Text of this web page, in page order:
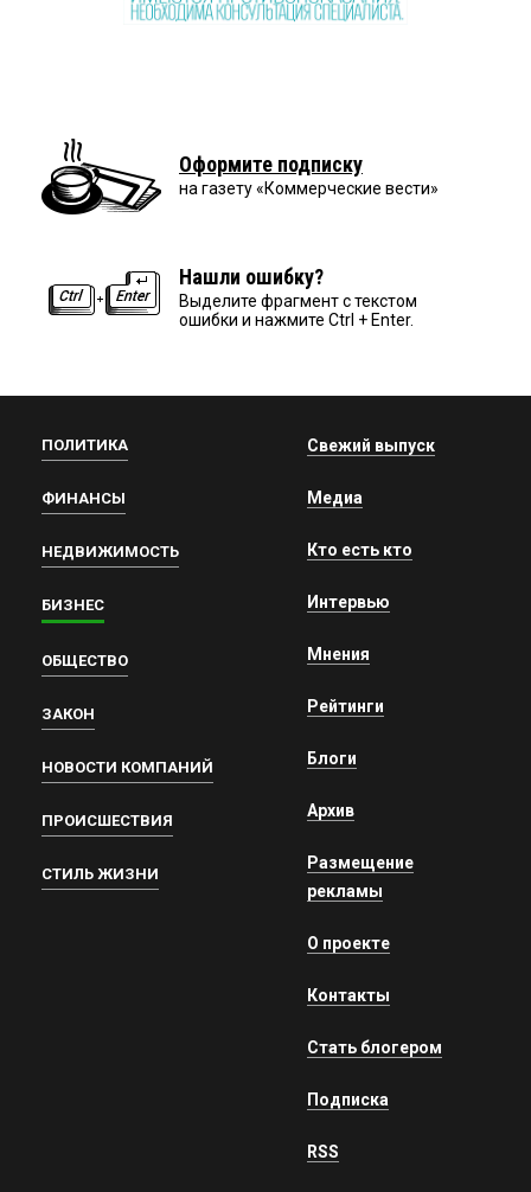
Оформите подписку
на газету «Коммерческие вести»
Нашли ошибку?
Выделите фрагмент с текстом
ошибки и нажмите Ctrl + Enter.
ПОЛИТИКА
ФИНАНСЫ
НЕДВИЖИМОСТЬ
БИЗНЕС
ОБЩЕСТВО
ЗАКОН
НОВОСТИ КОМПАНИЙ
ПРОИСШЕСТВИЯ
СТИЛЬ ЖИЗНИ
Свежий выпуск
Медиа
Кто есть кто
Интервью
Мнения
Рейтинги
Блоги
Архив
Размещение
рекламы
О проекте
Контакты
Стать блогером
Подписка
RSS